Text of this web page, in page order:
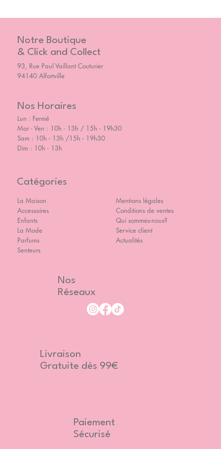
Notre Boutique
& Click and Collect
93, Rue Paul Vaillant Couturier
94140 Alfortville
Nos Horaires
Lun : Fermé
Mar - Ven : 10h - 13h / 15h - 19h30
Sam : 10h - 13h /15h - 19h30
Dim : 10h - 13h
Catégories
La Maison
Accessoires
Enfants
La Mode
Parfums
Senteurs
Mentions légales
Conditions de ventes
Qui sommes-nous?
Service client
Actualités
Nos
Réseaux
Livraison
Gratuite dès 99€
Paiement
Sécurisé